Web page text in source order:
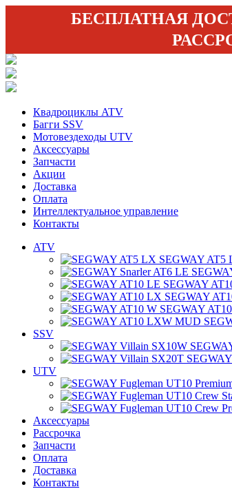
БЕСПЛАТНАЯ
Квадроциклы ATV
Багги SSV
Мотовездеходы UTV
Аксессуары
Запчасти
Акции
Доставка
Оплата
Интеллектуальное управление
Контакты
ATV
SEGWAY AT5
SEGWAY
SEGWAY
SEGWAY
SSV
UTV
Аксессуары
Рассрочка
Запчасти
Оплата
Доставка
Контакты